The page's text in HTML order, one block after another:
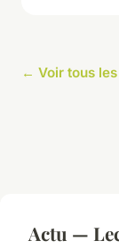
← Voir tous
Actu —